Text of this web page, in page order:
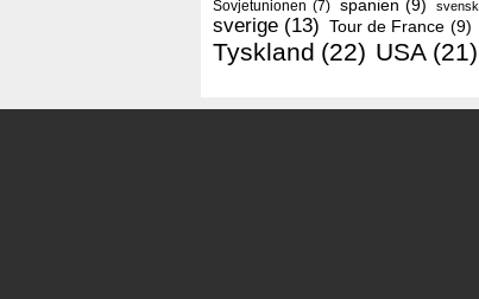
Sovjetunionen (7) spanien (9) svensk
sverige (13) Tour de France (9)
Tyskland (22) USA (21)